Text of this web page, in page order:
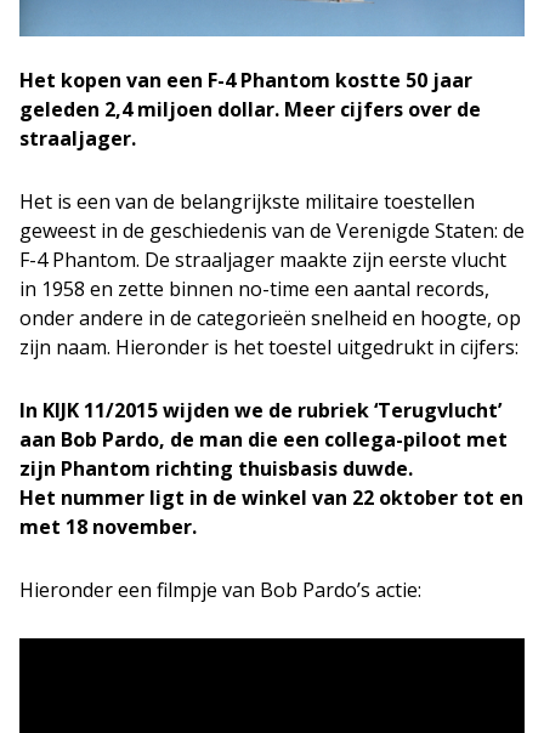
Het kopen van een F-4 Phantom kostte 50 jaar
geleden 2,4 miljoen dollar. Meer cijfers over de
straaljager.
Het is een van de belangrijkste militaire toestellen
geweest in de geschiedenis van de Verenigde Staten: de
F-4 Phantom. De straaljager maakte zijn eerste vlucht
in 1958 en zette binnen no-time een aantal records,
onder andere in de categorieën snelheid en hoogte, op
zijn naam. Hieronder is het toestel uitgedrukt in cijfers:
In KIJK 11/2015 wijden we de rubriek ‘Terugvlucht’
aan Bob Pardo, de man die een collega-piloot met
zijn Phantom richting thuisbasis duwde.
Het nummer ligt in de winkel van 22 oktober tot en
met 18 november.
Hieronder een filmpje van Bob Pardo’s actie: